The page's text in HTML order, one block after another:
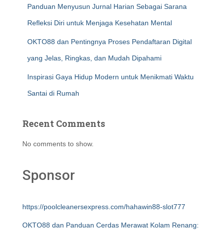
Panduan Menyusun Jurnal Harian Sebagai Sarana
Refleksi Diri untuk Menjaga Kesehatan Mental
OKTO88 dan Pentingnya Proses Pendaftaran Digital
yang Jelas, Ringkas, dan Mudah Dipahami
Inspirasi Gaya Hidup Modern untuk Menikmati Waktu
Santai di Rumah
Recent Comments
No comments to show.
Sponsor
https://poolcleanersexpress.com/hahawin88-slot777
OKTO88 dan Panduan Cerdas Merawat Kolam Renang: